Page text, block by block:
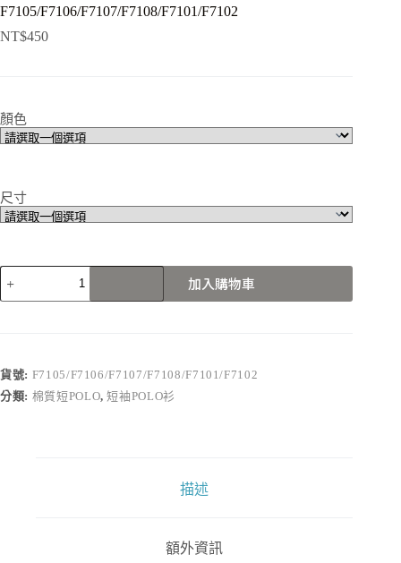
F7105/F7106/F7107/F7108/F7101/F7102
NT$450
顏色
尺寸
F7105/F7106/F7107/F7108/F7101/F7102
數
加入購物車
貨號: F7105/F7106/F7107/F7108/F7101/F7102
分類: 棉質短POLO,短袖POLO衫
描述
額外資訊